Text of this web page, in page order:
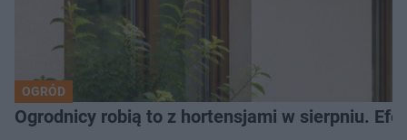
OGRÓD
Ogrodnicy robią to z hortensjami w sierpniu.